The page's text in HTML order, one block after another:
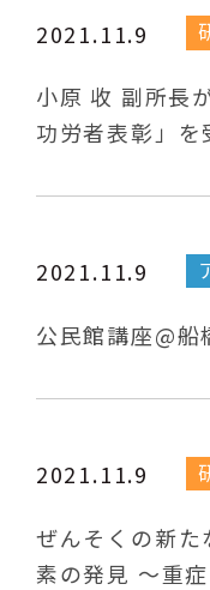
2021.11.9
小原 收 副所長
功労者表彰」を
2021.11.9
公民館講座@船
2021.11.9
ぜんそくの新
素の発見 ～重